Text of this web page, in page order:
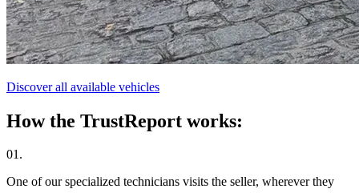
Discover all available vehicles
How the TrustReport works:
01.
One of our specialized technicians visits the seller, wherever they